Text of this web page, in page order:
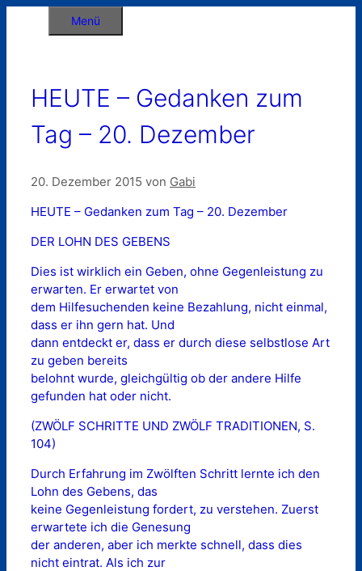
Menü
HEUTE – Gedanken zum
Tag – 20. Dezember
20. Dezember 2015 von Gabi
HEUTE – Gedanken zum Tag – 20. Dezember
DER LOHN DES GEBENS
Dies ist wirklich ein Geben, ohne Gegenleistung zu
erwarten. Er erwartet von
dem Hilfesuchenden keine Bezahlung, nicht einmal,
dass er ihn gern hat. Und
dann entdeckt er, dass er durch diese selbstlose Art
zu geben bereits
belohnt wurde, gleichgültig ob der andere Hilfe
gefunden hat oder nicht.
(ZWÖLF SCHRITTE UND ZWÖLF TRADITIONEN, S.
104)
Durch Erfahrung im Zwölften Schritt lernte ich den
Lohn des Gebens, das
keine Gegenleistung fordert, zu verstehen. Zuerst
erwartete ich die Genesung
der anderen, aber ich merkte schnell, dass dies
nicht eintrat. Als ich zur